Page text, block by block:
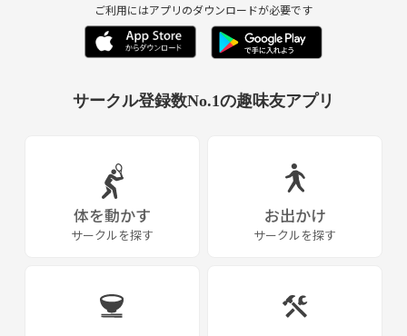
ご利用にはアプリのダウンロードが必要です
サークル登録数No.1の趣味友アプリ
体を動かす
サークルを探す
お出かけ
サークルを探す